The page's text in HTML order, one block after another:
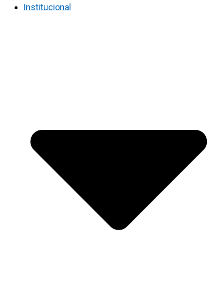
Institucional